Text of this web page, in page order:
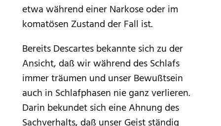
etwa während einer Narkose oder im
komatösen Zustand der Fall ist.
Bereits Descartes bekannte sich zu der
Ansicht, daß wir während des Schlafs
immer träumen und unser Bewußtsein
auch in Schlafphasen nie ganz verlieren.
Darin bekundet sich eine Ahnung des